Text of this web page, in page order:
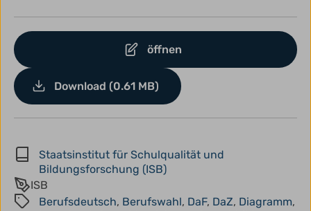
öffnen
Download (0.61 MB)
Staatsinstitut für Schulqualität und
Bildungsforschung (ISB)
ISB
Berufsdeutsch, Berufswahl, DaF, DaZ, Diagramm,